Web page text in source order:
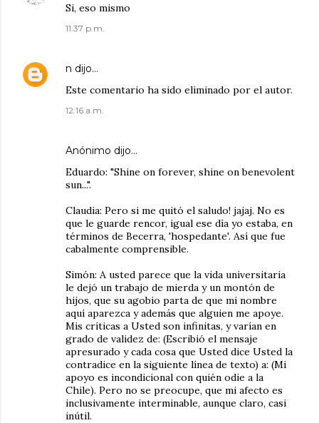
Si, eso mismo
11:37 p.m.
n dijo…
Este comentario ha sido eliminado por el autor.
12:16 a.m.
Anónimo dijo…
Eduardo: "Shine on forever, shine on benevolent
sun...".
Claudia: Pero si me quitó el saludo! jajaj. No es
que le guarde rencor, igual ese día yo estaba, en
términos de Becerra, 'hospedante'. Así que fue
cabalmente comprensible.
Simón: A usted parece que la vida universitaria
le dejó un trabajo de mierda y un montón de
hijos, que su agobio parta de que mi nombre
aquí aparezca y además que alguien me apoye.
Mis críticas a Usted son infinitas, y varían en
grado de validez de: (Escribió el mensaje
apresurado y cada cosa que Usted dice Usted la
contradice en la siguiente línea de texto) a: (Mi
apoyo es incondicional con quién odie a la
Chile). Pero no se preocupe, que mi afecto es
inclusivamente interminable, aunque claro, casi
inútil.